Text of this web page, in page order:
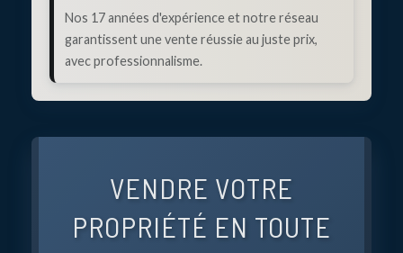
Nos 17 années d'expérience et notre réseau
garantissent une vente réussie au juste prix,
avec professionnalisme.
VENDRE VOTRE
PROPRIÉTÉ EN TOUTE